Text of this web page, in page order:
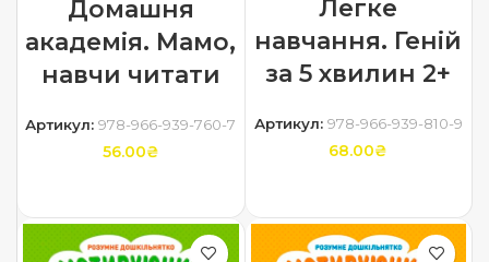
Домашня
академія. Мамо,
навчи читати
Артикул:978-966-939-760-7
56.00₴
Легке
навчання. Геній
за 5 хвилин 2+
Артикул: 978-966-939-810-9
68.00₴